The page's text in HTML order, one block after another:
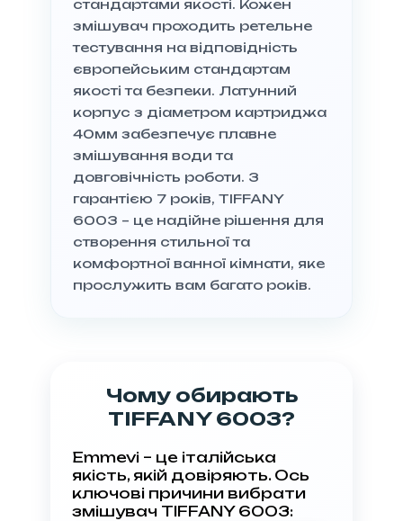
стандартами якості. Кожен
змішувач проходить ретельне
тестування на відповідність
європейським стандартам
якості та безпеки. Латунний
корпус з діаметром картриджа
40мм забезпечує плавне
змішування води та
довговічність роботи. З
гарантією 7 років, TIFFANY
6003 – це надійне рішення для
створення стильної та
комфортної ванної кімнати, яке
прослужить вам багато років.
Чому обирають
TIFFANY 6003?
Emmevi – це італійська
якість, якій довіряють. Ось
ключові причини вибрати
змішувач TIFFANY 6003: